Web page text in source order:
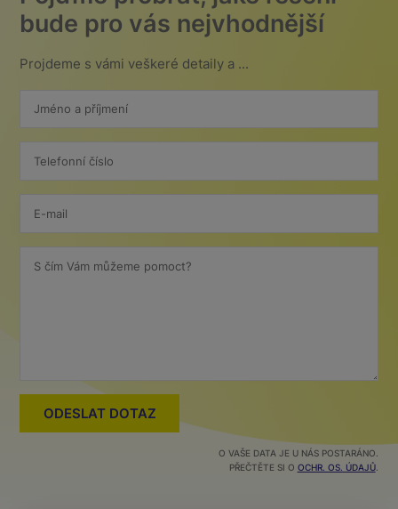
bude pro vás nejvhodnější
Projdeme s vámi veškeré detaily a ...
Jméno a příjmení
Telefonní číslo
E-mail
S čím Vám můžeme pomoct?
O VAŠE DATA JE U NÁS POSTARÁNO.
PŘEČTĚTE SI O OCHR. OS. ÚDAJŮ.